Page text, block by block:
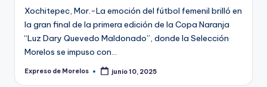
Xochitepec, Mor.-La emoción del fútbol femenil brilló en
la gran final de la primera edición de la Copa Naranja
“Luz Dary Quevedo Maldonado”, donde la Selección
Morelos se impuso con…
Publicado
Expreso de Morelos junio 10, 2025